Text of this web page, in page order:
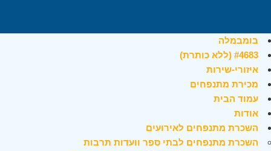
בומבמלה
#4683 (ללא כותרת)
איזורי-שירות
מכירת מתנפחים
עמוד הבית
אודות
השכרת מתנפחים לאירועים
השכרת מתנפחים לבתי ספר וועדות תרבות